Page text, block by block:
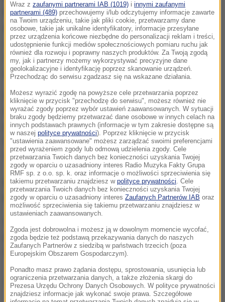
Warszawie pomiędzy węzłemPrymasa Tysiąclecia
a węzłem Lazurowa.Zderzyło się sześć
samochodów osobowych jadących w kierunku
Poznania- tłumaczyła policjantka. Jak dodała
policjantka, wszyscy kierowcy byli trzeźwi.
Dwóm osobom rannym jest udzielana pomoc
medyczna. Na miejscu są cztery zastępy straży
pożarnej - przekazał w rozmowie z TVN Warszawa
Michał Skrzypa z Komendy Miejskiej Państwowej
Straży Pożarnej.
W związku ze zdarzeniem zablokowany został
lewy pas na jezdni w kierunku Poznania.
podaje Generalna Dyrekcja Dróg Krajowych i
Autostrad.
Dalsza część artykułu pod materiałem video:
Wraz z zaufanymi partnerami IAB (1019) i innymi zaufanymi
partnerami (489) przechowujemy i/lub odczytujemy informacje zawarte
na Twoim urządzeniu, takie jak pliki cookie, przetwarzamy dane
osobowe, takie jak unikalne identyfikatory, informacje przesyłane
przez urządzenia końcowe niezbędne do personalizacji reklam i treści,
udostępnienie funkcji mediów społecznościowych pomiaru ruchu jak
również dla rozwoju i poprawny naszych produktów. Za Twoją zgodą
my, jak i partnerzy możemy wykorzystywać precyzyjne dane
geolokalizacyjne i identyfikację poprzez skanowanie urządzeń.
Przechodząc do serwisu zgadzasz się na wskazane działania.
Możesz wyrazić zgodę na powyższe cele przetwarzania poprzez
kliknięcie w przycisk "przechodzę do serwisu", możesz również nie
wyrażać zgody poprzez wybór ustawień zaawansowanych. W sytuacji
braku zgody będziemy przetwarzać dane osobowe w innych celach na
innych podstawach prawnych (informacje w tym zakresie dostępne są
w naszej polityce prywatności). Poprzez kliknięcie w przycisk
"ustawienia zaawansowane" możesz zarządzać swoimi preferencjami
przed wyrażeniem zgody lub odmową udzielenia zgody. Cele
przetwarzania Twoich danych bez konieczności uzyskania Twojej
zgody w oparciu o uzasadniony interes Radio Muzyka Fakty Grupa
RMF sp. z o.o. sp. k. oraz informacje o możliwości sprzeciwienia się
takiemu przetwarzaniu znajdziesz w polityce prywatności . Cele
przetwarzania Twoich danych bez konieczności uzyskania Twojej
zgody w oparciu o uzasadniony interes Zaufanych Partnerów IAB oraz
możliwość sprzeciwienia się takiemu przetwarzaniu znajdziesz w
ustawieniach zaawansowanych.
Zgoda jest dobrowolna i możesz ją w dowolnym momencie wycofać,
zgoda będzie też podstawą przekazywania danych do naszych
Zaufanych Partnerów z siedzibą w państwach trzecich (poza
Europejskim Obszarem Gospodarczym).
Ponadto masz prawo żądania dostępu, sprostowania, usunięcia lub
ograniczenia przetwarzania danych, a także złożenia skargi do
Prezesa Urzędu Ochrony Danych Osobowych. W polityce prywatności
znajdziesz informacje jak wykonać swoje prawa. Szczegółowe